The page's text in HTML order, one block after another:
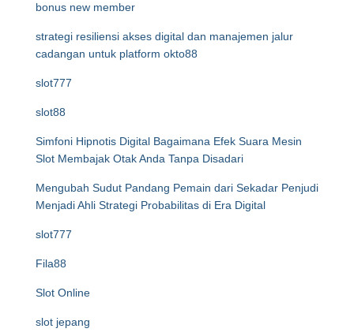
bonus new member
strategi resiliensi akses digital dan manajemen jalur
cadangan untuk platform okto88
slot777
slot88
Simfoni Hipnotis Digital Bagaimana Efek Suara Mesin
Slot Membajak Otak Anda Tanpa Disadari
Mengubah Sudut Pandang Pemain dari Sekadar Penjudi
Menjadi Ahli Strategi Probabilitas di Era Digital
slot777
Fila88
Slot Online
slot jepang